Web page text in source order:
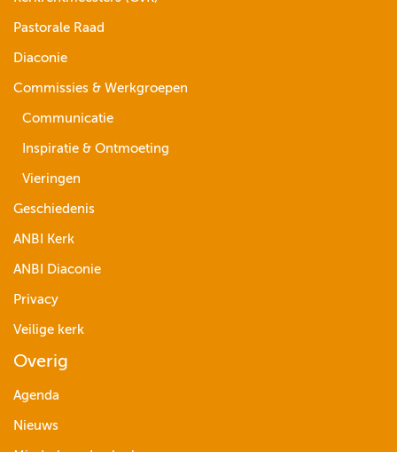
Pastorale Raad
Diaconie
Commissies & Werkgroepen
Communicatie
Inspiratie & Ontmoeting
Vieringen
Geschiedenis
ANBI Kerk
ANBI Diaconie
Privacy
Veilige kerk
Overig
Agenda
Nieuws